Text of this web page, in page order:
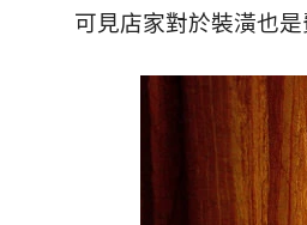
可見店家對於裝潢也是